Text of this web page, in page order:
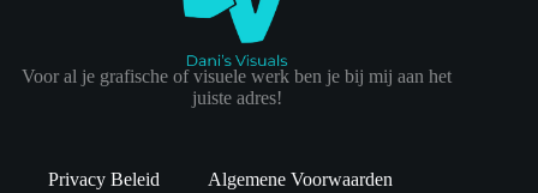
Voor al je grafische of visuele werk ben je bij mij aan het
juiste adres!
Privacy Beleid
Algemene Voorwaarden